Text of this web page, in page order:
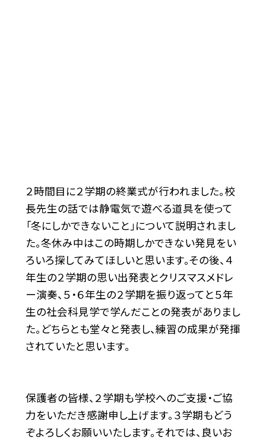
２時間目に２学期の終業式が行われました。校
長先生の話では静電気で遊べる道具を使って
「冬にしかできないこと」について説明されまし
た。冬休み中はこの時期しかできない発見をい
ろいろ探してみてほしいと思います。その後、４
年生の２学期の思い出発表とクリスマスメドレ
ー演奏、５・６年生の２学期を振り返ってと５年
生の社会科見学で学んだことの発表がありまし
た。どちらとも堂々と発表し、練習の成果が発揮
されていたと思います。
保護者の皆様、２学期も学校へのご支援・ご協
力をいただき感謝申し上げます。３学期もどう
ぞよろしくお願いいたします。それでは、良いお